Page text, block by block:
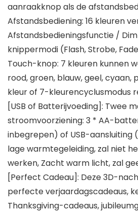
aanraakknop als de
Afstandsbediening: 16 kleuren
Afstandsbedieningsfunctie /
knippermodi (Flash, Strobe,
Touch-knop: 7 kleuren kunnen
rood, groen, blauw, geel, cyaan,
kleur of 7-kleurencyclusmodus
[USB of Batterijvoeding]: Twee
stroomvoorziening: 3 * AA-
inbegrepen) of USB-aansluiting
lage warmtegeleiding, zal niet
werken, Zacht warm licht, zal
[Perfect Cadeau]: Deze 3D-
perfecte verjaardagscadeaus,
Thanksgiving-cadeaus,